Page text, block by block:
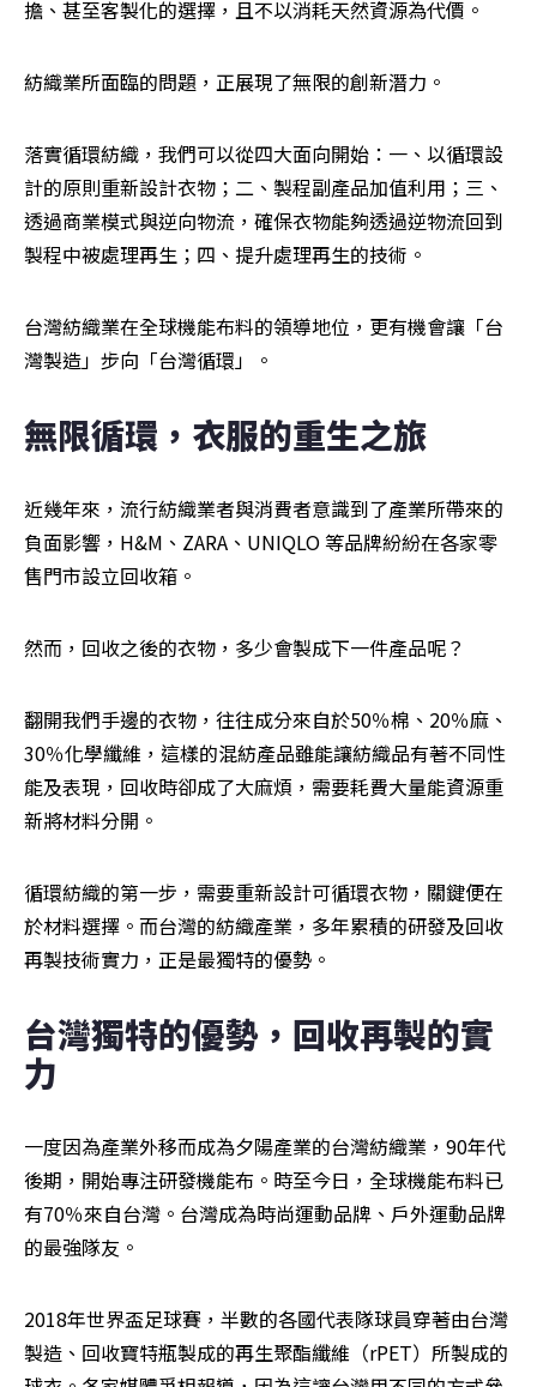
擔、甚至客製化的選擇，且不以消耗天然資源為代價。
紡織業所面臨的問題，正展現了無限的創新潛力。
落實循環紡織，我們可以從四大面向開始：一、以循環設
計的原則重新設計衣物；二、製程副產品加值利用；三、
透過商業模式與逆向物流，確保衣物能夠透過逆物流回到
製程中被處理再生；四、提升處理再生的技術。
台灣紡織業在全球機能布料的領導地位，更有機會讓「台
灣製造」步向「台灣循環」。
無限循環，衣服的重生之旅
近幾年來，流行紡織業者與消費者意識到了產業所帶來的
負面影響，H&M、ZARA、UNIQLO 等品牌紛紛在各家零
售門市設立回收箱。
然而，回收之後的衣物，多少會製成下一件產品呢？
翻開我們手邊的衣物，往往成分來自於50％棉、20％麻、
30％化學纖維，這樣的混紡產品雖能讓紡織品有著不同性
能及表現，回收時卻成了大麻煩，需要耗費大量能資源重
新將材料分開。
循環紡織的第一步，需要重新設計可循環衣物，關鍵便在
於材料選擇。而台灣的紡織產業，多年累積的研發及回收
再製技術實力，正是最獨特的優勢。
台灣獨特的優勢，回收再製的實
力
一度因為產業外移而成為夕陽產業的台灣紡織業，90年代
後期，開始專注研發機能布。時至今日，全球機能布料已
有70％來自台灣。台灣成為時尚運動品牌、戶外運動品牌
的最強隊友。
2018年世界盃足球賽，半數的各國代表隊球員穿著由台灣
製造、回收寶特瓶製成的再生聚酯纖維（rPET）所製成的